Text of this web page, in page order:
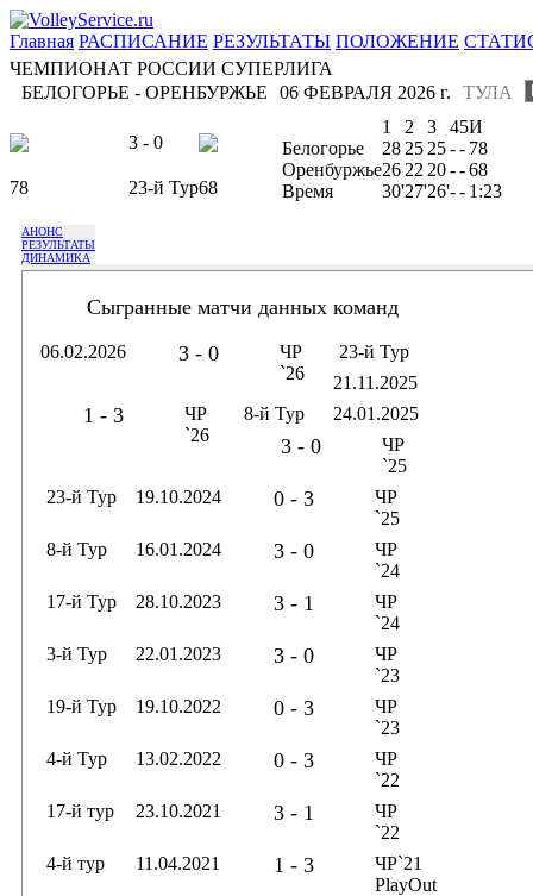
Главная РАСПИСАНИЕ РЕЗУЛЬТАТЫ ПОЛОЖЕНИЕ
ЧЕМПИОНАТ РОССИИ СУПЕРЛИГА
БЕЛОГОРЬЕ - ОРЕНБУРЖЬЕ
ТУЛА
06 ФЕВРАЛЯ 2026 г.
3 - 0
78 23-й Тур68
1 2 3 45И
Белогорье
28 25 25-- 78
Оренбуржье26 22 20--68
Время
30'27'26'-- 1:23
АНОНС
РЕЗУЛЬТАТЫ
ДИНАМИКА
Сыгранные матчи данных команд
06.02.2026 3 - 0
ЧР
`26
23-й Тур
21.11.2025
1 - 3
ЧР
`26
8-й Тур 24.01.2025
3 - 0
ЧР
`25
23-й Тур
19.10.2024 0 - 3
ЧР
`25
8-й Тур
16.01.2024 3 - 0
ЧР
`24
17-й Тур
28.10.2023 3 - 1
ЧР
`24
3-й Тур
22.01.2023 3 - 0
ЧР
`23
19-й Тур
19.10.2022 0 - 3
ЧР
`23
4-й Тур
13.02.2022 0 - 3
ЧР
`22
17-й тур
23.10.2021 3 - 1
ЧР
`22
4-й тур
11.04.2021 1 - 3
ЧР`21
PlayOut